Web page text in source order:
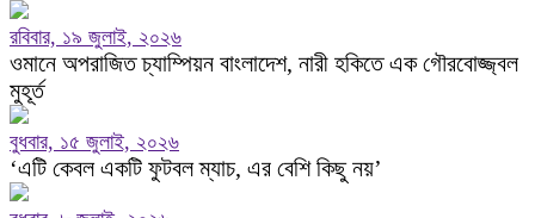
রবিবার, ১৯ জুলাই, ২০২৬
ওমানে অপরাজিত চ্যাম্পিয়ন বাংলাদেশ, নারী হকিতে এক গৌরবোজ্জ্বল
মুহূর্ত
বুধবার, ১৫ জুলাই, ২০২৬
‘এটি কেবল একটি ফুটবল ম্যাচ, এর বেশি কিছু নয়’